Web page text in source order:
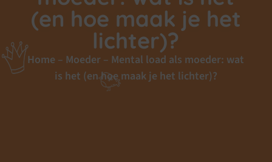
(en hoe maak je het
lichter)?
Home – Moeder – Mental load als moeder: wat
is het (en hoe maak je het lichter)?